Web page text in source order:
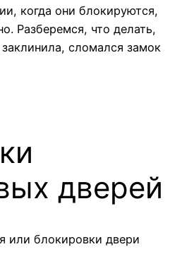
когда они блокируются,
Разберемся, что делать,
сломался замок
дверей
или блокировки двери